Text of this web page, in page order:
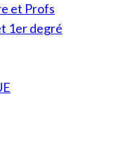
et Profs
1er degré